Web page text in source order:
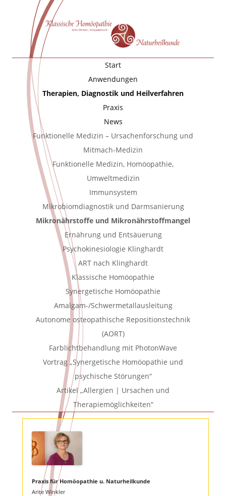
Start
Anwendungen
Therapien, Diagnostik und Heilverfahren
Praxis
News
Funktionelle Medizin – Ursachenforschung und
Mitmach-Medizin
Funktionelle Medizin, Homöopathie,
Umweltmedizin
Immunsystem
Mikrobiomdiagnostik und Darmsanierung
Mikronährstoffe und Mikronährstoffmangel
Ernährung und Entsäuerung
Psychokinesiologie Klinghardt
ART nach Klinghardt
Klassische Homöopathie
Synergetische Homöopathie
Amalgam-/Schwermetallausleitung
Autonome osteopathische Repositionstechnik
(AORT)
Farblichtbehandlung mit PhotonWave
Vortrag „Synergetische Homöopathie und
psychische Störungen“
Artikel „Allergien | Ursachen und
Therapiemöglichkeiten“
Praxis für Homöopathie u. Naturheilkunde
Arite Winkler